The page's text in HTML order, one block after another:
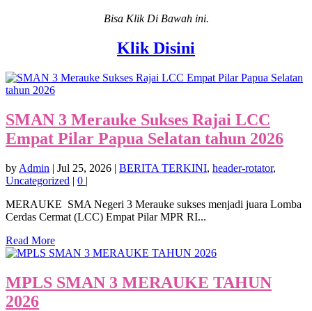
Bisa Klik Di Bawah ini.
Klik Disini
SMAN 3 Merauke Sukses Rajai LCC
Empat Pilar Papua Selatan tahun 2026
by Admin | Jul 25, 2026 | BERITA TERKINI, header-rotator,
Uncategorized | 0 |
MERAUKE SMA Negeri 3 Merauke sukses menjadi juara Lomba
Cerdas Cermat (LCC) Empat Pilar MPR RI...
Read More
MPLS SMAN 3 MERAUKE TAHUN
2026